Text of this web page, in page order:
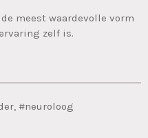
meest waardevolle vorm
zelf is.
#neuroloog